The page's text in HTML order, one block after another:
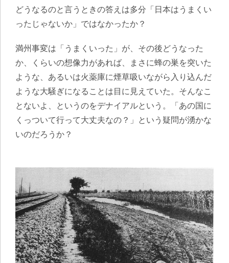
どうなるのと言うときの答えは多分「日本はうまくい
ったじゃないか」ではなかったか？
満州事変は「うまくいった」が、その後どうなった
か、くらいの想像力があれば、まさに蜂の巣を突いた
ような、あるいは火薬庫に煙草吸いながら入り込んだ
ような大騒ぎになることは目に見えていた。そんなこ
とないよ、というのをデナイアルという。「あの国に
くっついて行って大丈夫なの？」という疑問が湧かな
いのだろうか？